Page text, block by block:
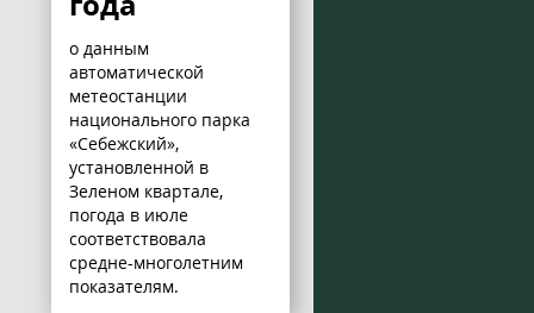
о данным
автоматической
метеостанции
национального парка
«Себежский»,
установленной в
Зеленом квартале,
погода в июле
соответствовала
средне-многолетним
показателям.